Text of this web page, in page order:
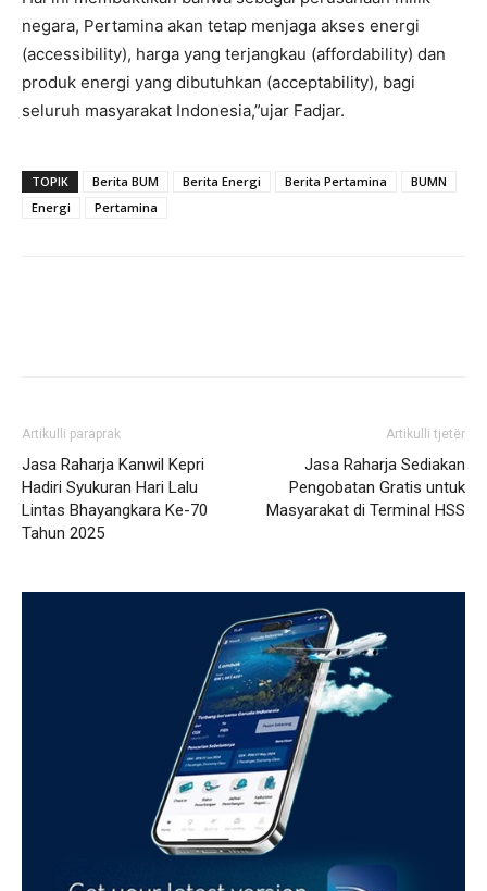
negara, Pertamina akan tetap menjaga akses energi
(accessibility), harga yang terjangkau (affordability) dan
produk energi yang dibutuhkan (acceptability), bagi
seluruh masyarakat Indonesia,”ujar Fadjar.
TOPIK Berita BUM Berita Energi Berita Pertamina
BUMN
Energi
Pertamina
Artikulli paraprak
Jasa Raharja Kanwil Kepri
Hadiri Syukuran Hari Lalu
Lintas Bhayangkara Ke-70
Tahun 2025
Artikulli tjetër
Jasa Raharja Sediakan
Pengobatan Gratis untuk
Masyarakat di Terminal HSS